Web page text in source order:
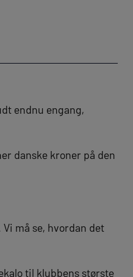
endnu engang,
danske kroner på den
må se, hvordan det
til klubbens største